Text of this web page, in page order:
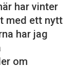
har vinter
med ett nytt
har jag
om